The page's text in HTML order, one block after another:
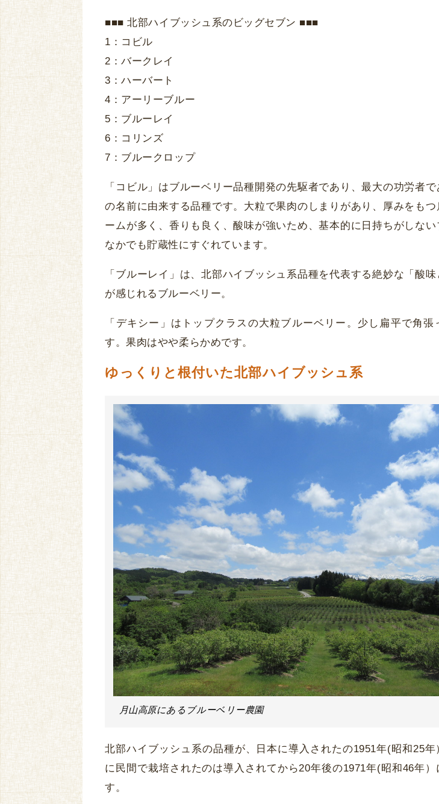
■■■ 北部ハイブッシュ系のビッグセブン ■■■
1：コビル
2：バークレイ
3：ハーバート
4：アーリーブルー
5：ブルーレイ
6：コリンズ
7：ブルークロップ
「コビル」はブルーベリー品種開発の先駆者であり、最大の功労者
の名前に由来する品種です。大粒で果肉のしまりがあり、厚みをも
ームが多く、香りも良く、酸味が強いため、基本的に日持ちがしな
なかでも貯蔵性にすぐれています。
「ブルーレイ」は、北部ハイブッシュ系品種を代表する絶妙な「酸味
が感じれるブルーベリー。
「デキシー」はトップクラスの大粒ブルーベリー。少し扁平で角張
す。果肉はやや柔らかめです。
ゆっくりと根付いた北部ハイブッシュ系
月山高原にあるブルーベリー農園
北部ハイブッシュ系の品種が、日本に導入されたの1951年(昭和25年
に民間で栽培されたのは導入されてから20年後の1971年(昭和46年
す。